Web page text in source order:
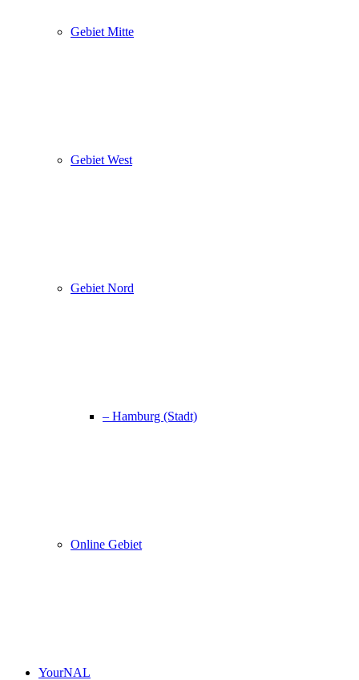
Gebiet Mitte
Gebiet West
Gebiet Nord
– Hamburg (Stadt)
Online Gebiet
YourNAL